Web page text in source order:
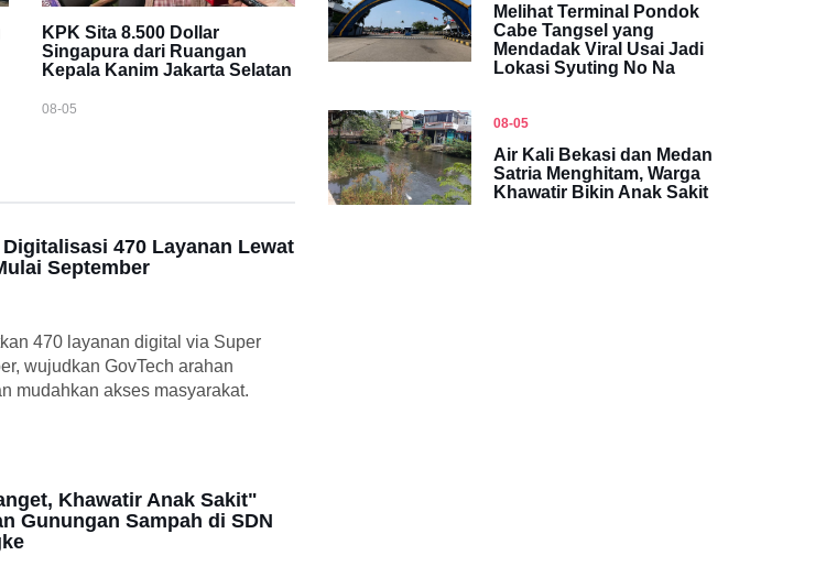
KPK Sita 8.500 Dollar
Singapura dari Ruangan
Kepala Kanim Jakarta Selatan
08-05
470 Layanan Lewat
September
470 layanan digital via Super
wujudkan GovTech arahan
mudahkan akses masyarakat.
Khawatir Anak Sakit"
Gunungan Sampah di SDN
Melihat Terminal Pondok
Cabe Tangsel yang
Mendadak Viral Usai Jadi
Lokasi Syuting No Na
08-05
Air Kali Bekasi dan Medan
Satria Menghitam, Warga
Khawatir Bikin Anak Sakit